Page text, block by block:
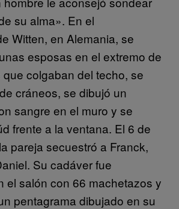
su alma». En el
Witten, en Alemania, se
esposas en el extremo de
colgaban del techo, se
cráneos, se dibujó un
sangre en el muro y se
frente a la ventana. El 6 de
pareja secuestró a Franck,
Su cadáver fue
el salón con 66 machetazos y
pentagrama dibujado en su